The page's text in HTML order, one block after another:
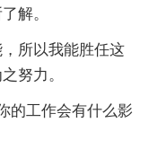
解。
所以我能胜任这
努力。
工作会有什么影